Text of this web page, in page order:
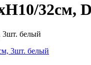
32см,
3шт. белый